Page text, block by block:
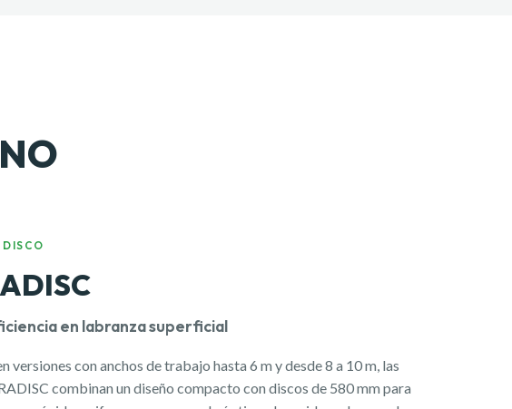
DISCO
en labranza superficial
versiones con anchos de trabajo hasta 6 m y desde 8 a 10 m, las
combinan un diseño compacto con discos de 580 mm para